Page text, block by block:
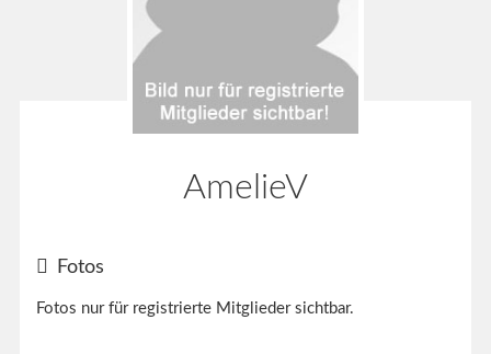
AmelieV
Fotos
Fotos nur für registrierte Mitglieder sichtbar.